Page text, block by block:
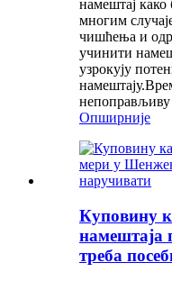
намештај
многим
чишћења и
учинити
узрокују
непоправљиву
Опширније
Куповину
намештаја
треба